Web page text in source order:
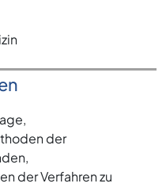
der
der Verfahren zu